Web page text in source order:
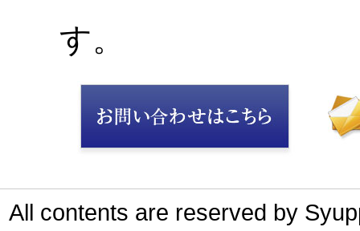
す。
All contents are reserved by